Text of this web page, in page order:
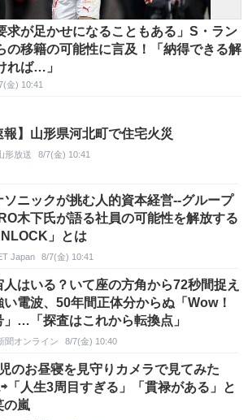
求が足かせになることもある」S・ラン
の移籍の可能性に言及！「納得できる解
れば…」
金) 10:41
報】山形県河北町で住宅火災
形放送 8/7(金) 10:41
ソニックが挑む人的資本経営--グループ
木下氏が語る社員の可能性を解放する
」とは
Japan 8/7(金) 10:41
人はいる？いて座の方角から72秒間捉え
い電波、50年間正体分からぬ「Wow！
」…「探査はこれから転換点」
聞オンライン 8/7(金) 10:40
のお昼寝を見守りカメラで見てみた
「人生3周目すぎる」「貫禄がある」と
の嵐